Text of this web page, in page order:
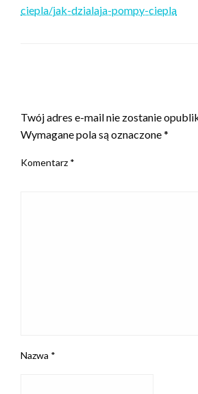
ciepla/jak-dzialaja-pompy-ciepla
Twój adres e-mail nie zostanie
Wymagane pola są oznaczone*
Komentarz *
Nazwa *